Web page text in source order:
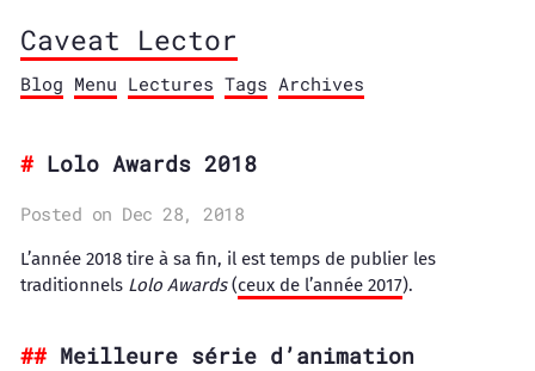
Caveat Lector
Blog Menu Lectures Tags Archives
Lolo Awards 2018
Posted on Dec 28, 2018
L’année 2018 tire à sa fin, il est temps de publier les
traditionnels Lolo Awards(ceux de l’année 2017).
Meilleure série d’animation